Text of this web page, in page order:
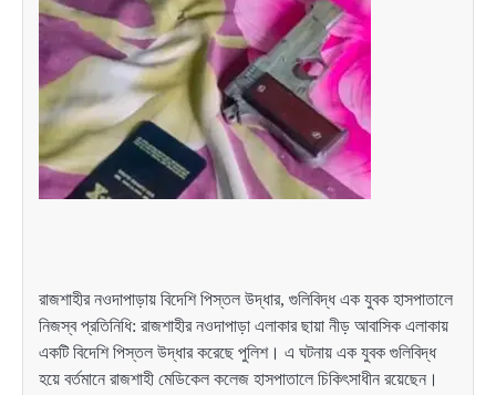
রাজশাহীর নওদাপাড়ায় বিদেশি পিস্তল উদ্ধার, গুলিবিদ্ধ এক যুবক হাসপাতালে
নিজস্ব প্রতিনিধি: রাজশাহীর নওদাপাড়া এলাকার ছায়া নীড় আবাসিক এলাকায়
একটি বিদেশি পিস্তল উদ্ধার করেছে পুলিশ। এ ঘটনায় এক যুবক গুলিবিদ্ধ
হয়ে বর্তমানে রাজশাহী মেডিকেল কলেজ হাসপাতালে চিকিৎসাধীন রয়েছেন।